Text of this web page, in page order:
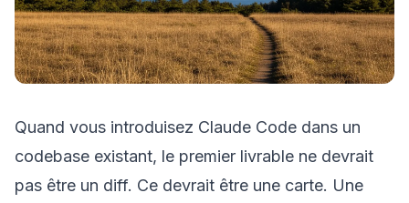
Quand vous introduisez Claude Code dans un
codebase existant, le premier livrable ne devrait
pas être un diff. Ce devrait être une carte. Une